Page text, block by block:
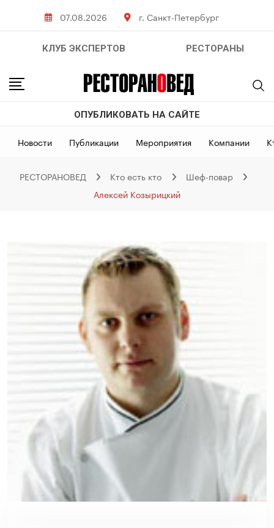
07.08.2026 г. Санкт-Петербург
КЛУБ ЭКСПЕРТОВ РЕСТОРАНЫ
ОПУБЛИКОВАТЬ НА САЙТЕ
Новости Публикации Мероприятия Компании
РЕСТОРАНОВЕД Кто есть кто
Шеф-повар
Алексей Козырицкий